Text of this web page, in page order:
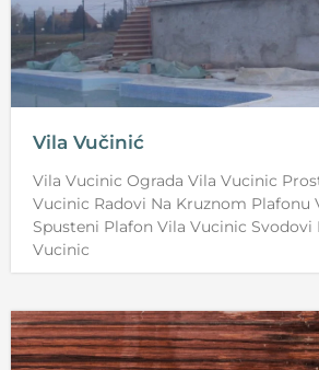
Vila Vučinić
Vila Vucinic Ograda Vila Vucinic
Vucinic Radovi Na Kruznom Plafonu
Spusteni Plafon Vila Vucinic Svodovi
Vucinic